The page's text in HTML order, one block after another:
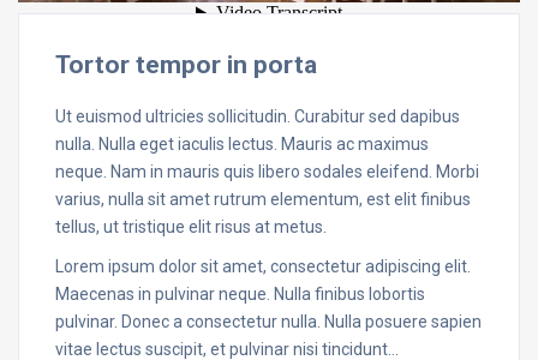
Tortor tempor in porta
Ut euismod ultricies sollicitudin. Curabitur sed dapibus
nulla. Nulla eget iaculis lectus. Mauris ac maximus
neque. Nam in mauris quis libero sodales eleifend. Morbi
varius, nulla sit amet rutrum elementum, est elit finibus
tellus, ut tristique elit risus at metus.
Lorem ipsum dolor sit amet, consectetur adipiscing elit.
Maecenas in pulvinar neque. Nulla finibus lobortis
pulvinar. Donec a consectetur nulla. Nulla posuere sapien
vitae lectus suscipit, et pulvinar nisi tincidunt…